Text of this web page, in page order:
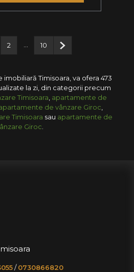
anterioară
2 10 Pagina următoare
Timisoara, va ofera 473
la zi, din categorii precum
Timisoara apartamente de
de vânzare Giroc
Timisoara sau apartamente de
Giroc
/0730866820